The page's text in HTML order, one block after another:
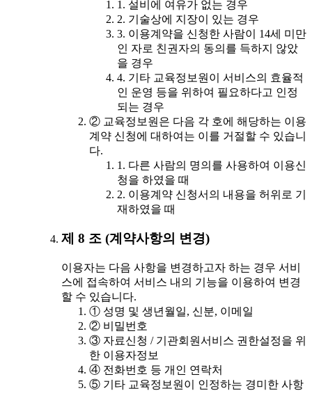
1. 설비에 여유가 없는 경우
2. 기술상에 지장이 있는 경우
3. 이용계약을 신청한 사람이 14세 미만
인 자로 친권자의 동의를 득하지 않았
을 경우
4. 기타 교육정보원이 서비스의 효율적
인 운영 등을 위하여 필요하다고 인정
되는 경우
② 교육정보원은 다음 각 호에 해당하는 이용
계약 신청에 대하여는 이를 거절할 수 있습니
다.
1. 다른 사람의 명의를 사용하여 이용신
청을 하였을 때
2. 이용계약 신청서의 내용을 허위로 기
재하였을 때
제 8 조 (계약사항의 변경)
이용자는 다음 사항을 변경하고자 하는 경우 서비
스에 접속하여 서비스 내의 기능을 이용하여 변경
할 수 있습니다.
① 성명 및 생년월일, 신분, 이메일
② 비밀번호
③ 자료신청 / 기관회원서비스 권한설정을 위
한 이용자정보
④ 전화번호 등 개인 연락처
⑤ 기타 교육정보원이 인정하는 경미한 사항